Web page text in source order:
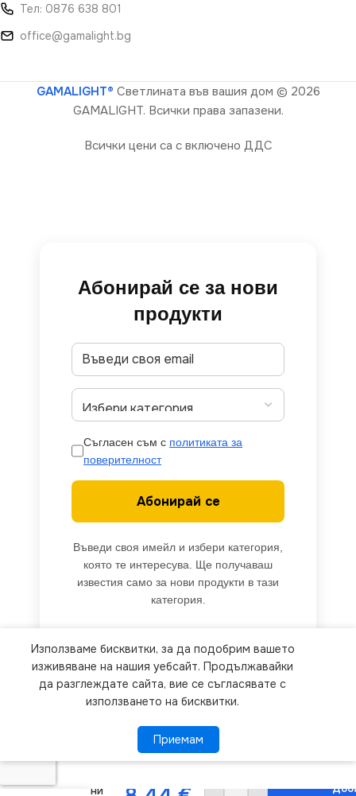
Тел: 0876 638 801
office@gamalight.bg
GAMALIGHT® Светлината във вашия дом © 2026
GAMALIGHT. Всички права запазени.
Всички цени са с включено ДДС
Абонирай се за нови
продукти
Съгласен съм с политиката за
поверителност
Абонирай се
Въведи своя имейл и избери категория,
която те интересува. Ще получаваш
известия само за нови продукти в тази
категория.
We use cookies to improve your experience on our
website. By browsing this website, you agree to
our use of cookies.
ПОВЕЧЕ ИНФОРМАЦИЯ
текстилен
– 10 мини
Използваме бисквитки, за да подобрим вашето
изживяване на нашия уебсайт. Продължавайки
да разглеждате сайта, вие се съгласявате с
използването на бисквитки.
Приемам